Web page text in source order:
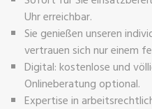
Uhr erreichbar.
Sie genießen unseren
vertrauen sich nur einem
Digital: kostenlose und
Onlineberatung optional.
Expertise in